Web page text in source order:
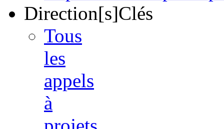
Direction[s]Clés
Tous
les
appels
à